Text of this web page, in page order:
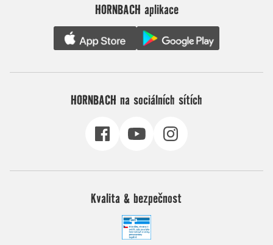
HORNBACH aplikace
HORNBACH na sociálních sítích
Kvalita & bezpečnost